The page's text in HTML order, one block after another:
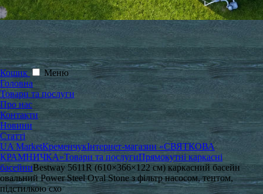
Кошик
Меню
Головна
Товари та послуги
Про нас
Контакти
Новини
Статті
UA MarketКременчукІнтернет-магазин «СВЯТКОВА
КРАМНИЧКА»Товари та послугиПрямокутні каркасні
басейниBestway 5611R (610×366×122 см) каркасний басейн
овальний Power Steel Oval Stone з фільтр насосом, тентом,
підстилкою схо